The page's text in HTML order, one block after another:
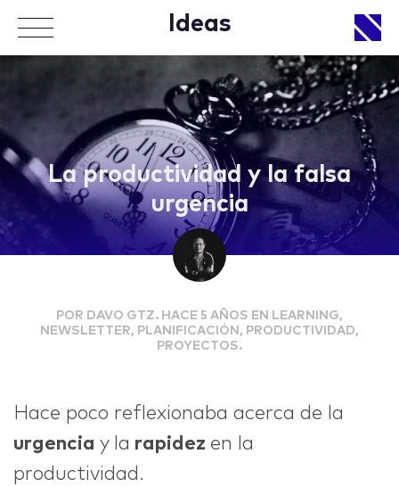
Ideas
La productividad y la falsa
urgencia
POR DAVO GTZ. HACE 5 AÑOS EN LEARNING,
NEWSLETTER, PLANIFICACIÓN, PRODUCTIVIDAD,
PROYECTOS.
Hace poco reflexionaba acerca de la
urgencia y la rapidez en la
productividad.
APPROACH
WORKS
LIFE
IDEAS